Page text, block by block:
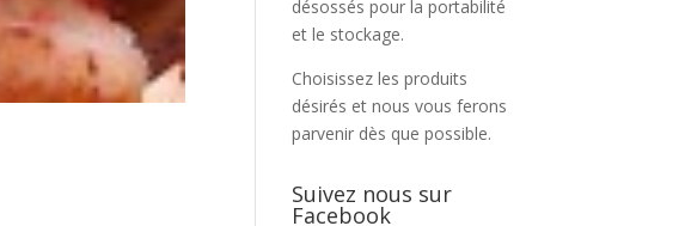
désossés pour la portabilité
et le stockage.
Choisissez les produits
désirés et nous vous ferons
parvenir dès que possible.
Suivez nous sur
Facebook